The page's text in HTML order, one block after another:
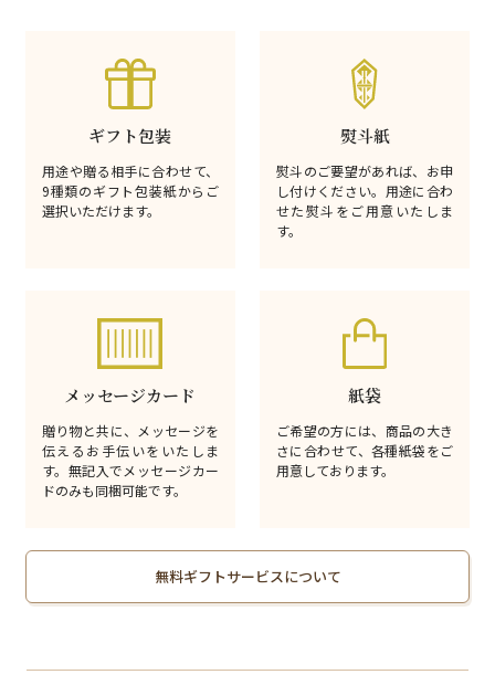
ギフト包装
用途や贈る相手に合わせて、
9種類のギフト包装紙からご
選択いただけます。
熨斗紙
熨斗のご要望があれば、お申
し付けください。用途に合わ
せた熨斗をご用意いたしま
す。
メッセージカード
贈り物と共に、メッセージを
伝えるお手伝いをいたしま
す。無記入でメッセージカー
ドのみも同梱可能です。
紙袋
ご希望の方には、商品の大き
さに合わせて、各種紙袋をご
用意しております。
無料ギフトサービスについて